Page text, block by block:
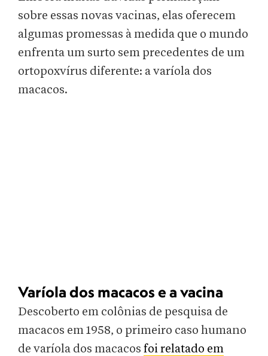
sobre essas novas vacinas, elas oferecem
algumas promessas à medida que o mundo
enfrenta um surto sem precedentes de um
ortopoxvírus diferente: a varíola dos
macacos.
Varíola dos macacos e a vacina
Descoberto em colônias de pesquisa de
macacos em 1958, o primeiro caso humano
de varíola dos macacos foi relatado em